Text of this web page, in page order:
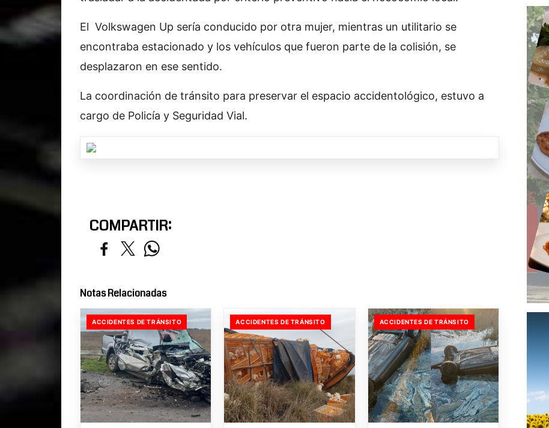
El Volkswagen Up sería conducido por otra mujer, mientras un utilitario se
encontraba estacionado y los vehículos que fueron parte de la colisión, se
desplazaron en ese sentido.
La coordinación de tránsito para preservar el espacio accidentológico, estuvo a
cargo de Policía y Seguridad Vial.
COMPARTIR:
Notas Relacionadas
ACCIDENTES DE TRÁNSITO ACCIDENTES DE TRÁNSITO ACCIDENTES DE TRÁNSITO